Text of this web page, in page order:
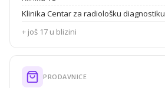
Klinika Centar za radiološku diagnostiku
+ još 17 u blizini
PRODAVNICE